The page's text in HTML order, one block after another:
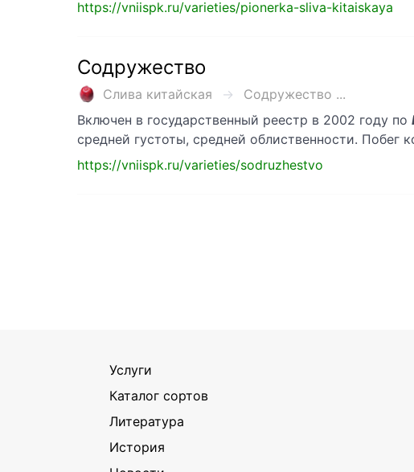
https://vniispk.ru/varieties/pionerka-sliva-kitaiskaya
Содружество
Слива китайская
Содружество ...
Включен в государственный реестр в 2002 году по
средней густоты, средней облиственности. Побег
https://vniispk.ru/varieties/sodruzhestvo
Услуги
Каталог сортов
Литература
История